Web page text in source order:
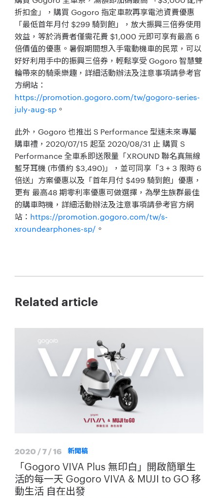
折扣金」，購買 Gogoro 指定車款再享電池資費優惠
「最低首年月付 $299 騎到飽」，放大振興三倍券使用
效益，等於消費者僅需花費 $1,000 元即可享有最高 6
倍價值的優惠。暑假期間想入手電動機車的民眾，可以
好好利用手中的振興三倍券，輕鬆享受 Gogoro 智慧雙
輪帶來的騎乘樂趣，詳細活動辦法及注意事項請參考官
方網站：
https://promotion.gogoro.com/tw/gogoro-series-
july-aug-sp 。
此外，Gogoro 也推出 S Performance 型速未來專屬
購車禮，2020/07/15 起至 2020/08/31 止 購買 S
Performance 全車系即送限量「XROUND 聯名真無線
藍牙耳機 (市價約 $3,490)」，並可同享「3 + 3 限時 6
倍送」方案優惠以及「首年月付 $499 騎到飽」優惠，
更有 最高48 期零利率優惠可做選擇，為學生族群最佳
的購車時機，詳細活動辦法及注意事項請參考官方網
站： https://promotion.gogoro.com/tw/s-
xroundearphones-sp/ 。
Related article
2020 / 7 / 16 新聞稿
「Gogoro VIVA Plus 無印白」開啟簡單生
活的每一天 Gogoro VIVA & MUJI to GO 移
動生活 自在出發